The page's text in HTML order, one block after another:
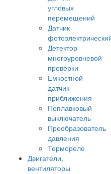
угловых
перемещений
Датчик
Детектор
многоуровневой
проверки
Емкостной
датчик
приближения
Поплавковый
выключатель
Преобразователь
давления
Термореле
Двигатели,
вентиляторы